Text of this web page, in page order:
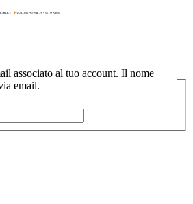
associato al tuo account. Il nome
email.